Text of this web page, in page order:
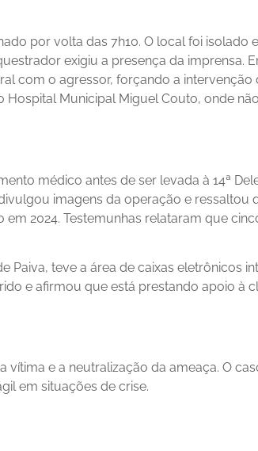
por volta das 7h10. O local foi isolado
exigiu a presença da imprensa.
com o agressor, forçando a intervenção
Municipal Miguel Couto, onde
médico antes de ser levada à 14ª
imagens da operação e ressaltou
2024. Testemunhas relataram que
Paiva, teve a área de caixas eletrônicos
e afirmou que está prestando apoio à
e a neutralização da ameaça. O
em situações de crise.